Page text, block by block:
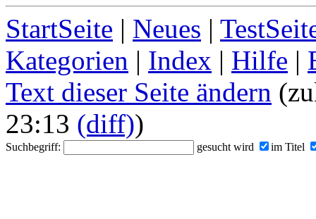
StartSeite | Neues |
Kategorien | Index | Hilfe |
Text dieser Seite ändern
23:13 (diff))
Suchbegriff: gesucht wird im Titel